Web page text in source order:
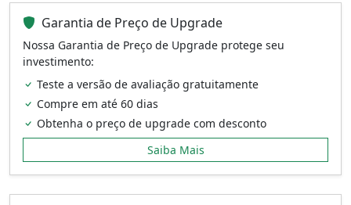
Garantia de Preço de Upgrade
Nossa Garantia de Preço de Upgrade protege seu
investimento:
Teste a versão de avaliação gratuitamente
Compre em até 60 dias
Obtenha o preço de upgrade com desconto
Saiba Mais